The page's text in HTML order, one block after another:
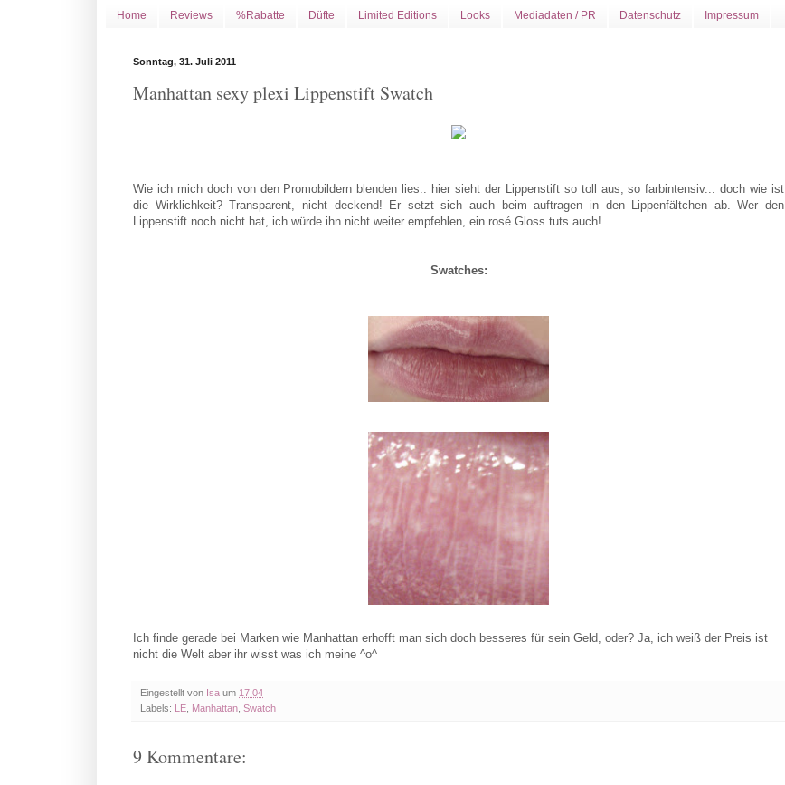
Home Reviews %Rabatte Düfte Limited Editions Looks Mediadaten / PR Datenschutz Impressum
Sonntag, 31. Juli 2011
Manhattan sexy plexi Lippenstift Swatch
Wie ich mich doch von den Promobildern blenden lies.. hier sieht der Lippenstift so toll aus, so farbintensiv... doch wie ist
die Wirklichkeit? Transparent, nicht deckend! Er setzt sich auch beim auftragen in den Lippenfältchen ab. Wer den
Lippenstift noch nicht hat, ich würde ihn nicht weiter empfehlen, ein rosé Gloss tuts auch!
Swatches:
Ich finde gerade bei Marken wie Manhattan erhofft man sich doch besseres für sein Geld, oder? Ja, ich weiß der Preis ist
nicht die Welt aber ihr wisst was ich meine ^o^
Eingestellt von Isa um 17:04
Labels: LE Manhattan Swatch
9 Kommentare: